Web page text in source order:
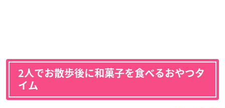
2人でお散歩後に和菓子を食べるおやつタ
イム